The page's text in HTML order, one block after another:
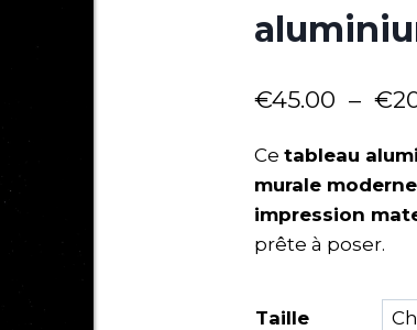
€45.00 – €
Ce tableau
murale moderne
impression
prête à poser.
Taille